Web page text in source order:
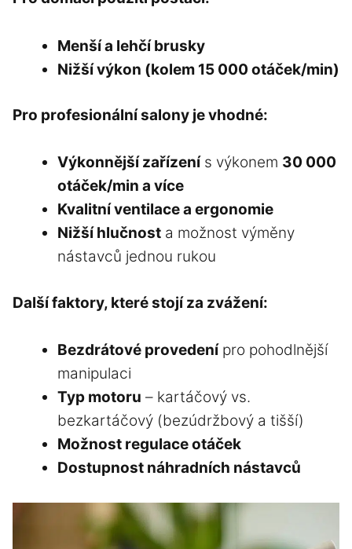
Menší a lehčí brusky
Nižší výkon (kolem 15 000 otáček/min)
Pro profesionální salony je vhodné:
Výkonnější zařízenís výkonem 30 000
otáček/min a více
Kvalitní ventilace a ergonomie
Nižší hlučnost a možnost výměny
nástavců jednou rukou
Další faktory, které stojí za zvážení:
Bezdrátové provedenípro pohodlnější
manipulaci
Typ motoru – kartáčový vs.
bezkartáčový (bezúdržbový a tišší)
Možnost regulace otáček
Dostupnost náhradních nástavců